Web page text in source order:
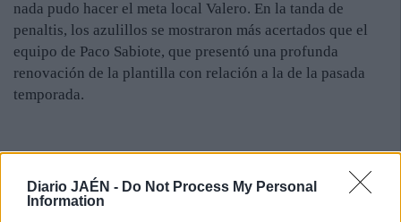
Diario JAÉN - Do Not Process My Personal
Information
nada pudo hacer el meta local Valero. En la tanda de
penaltis, los azulillos se mostraron más acertados que el
equipo de Paco Sabiote, que presentó una profunda
renovación de la plantilla con relación a la de la pasada
temporada.